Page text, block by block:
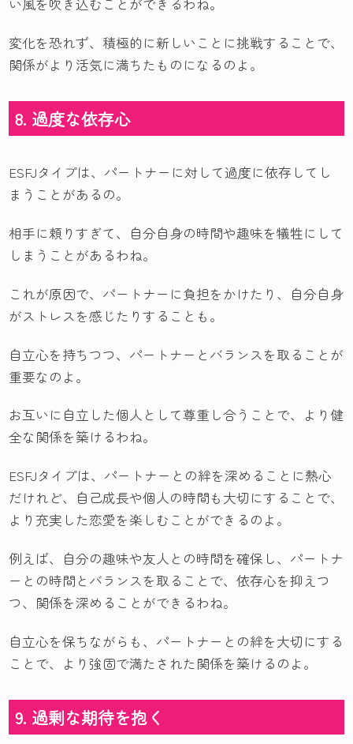
い風を吹き込むことができるわね。
変化を恐れず、積極的に新しいことに挑戦することで、
関係がより活気に満ちたものになるのよ。
8. 過度な依存心
ESFJタイプは、パートナーに対して過度に依存してし
まうことがあるの。
相手に頼りすぎて、自分自身の時間や趣味を犠牲にして
しまうことがあるわね。
これが原因で、パートナーに負担をかけたり、自分自身
がストレスを感じたりすることも。
自立心を持ちつつ、パートナーとバランスを取ることが
重要なのよ。
お互いに自立した個人として尊重し合うことで、より健
全な関係を築けるわね。
ESFJタイプは、パートナーとの絆を深めることに熱心
だけれど、自己成長や個人の時間も大切にすることで、
より充実した恋愛を楽しむことができるのよ。
例えば、自分の趣味や友人との時間を確保し、パートナ
ーとの時間とバランスを取ることで、依存心を抑えつ
つ、関係を深めることができるわね。
自立心を保ちながらも、パートナーとの絆を大切にする
ことで、より強固で満たされた関係を築けるのよ。
9. 過剰な期待を抱く